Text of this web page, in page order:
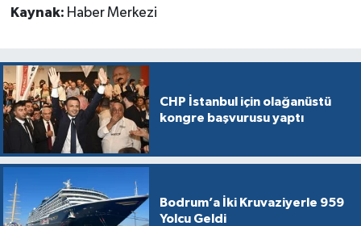
Kaynak: Haber Merkezi
CHP İstanbul için olağanüstü
kongre başvurusu yaptı
Bodrum’a İki Kruvaziyerle 959
Yolcu Geldi